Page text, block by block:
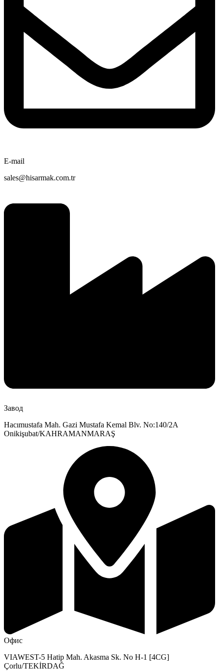
E-mail
sales@hisarmak.com.tr
Завод
Hacımustafa Mah. Gazi Mustafa Kemal Blv. No:140/2A
Onikişubat/KAHRAMANMARAŞ
Офис
VIAWEST-5 Hatip Mah. Akasma Sk. No H-1 [4CG]
Çorlu/TEKİRDAĞ